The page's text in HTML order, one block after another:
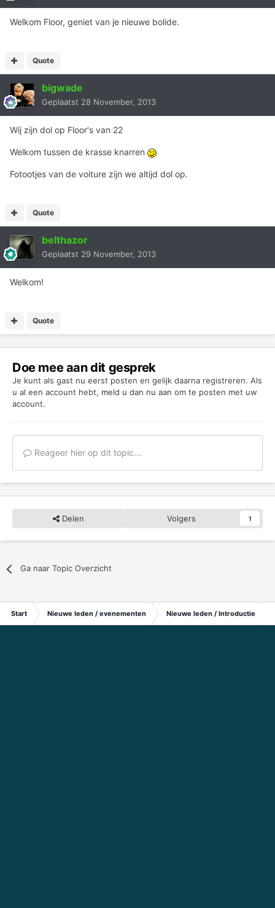
Welkom Floor, geniet van je nieuwe bolide.
Quote
bigwade
Geplaatst 28 November, 2013
Wij zijn dol op Floor's van 22
Welkom tussen de krasse knarren
Fotootjes van de voiture zijn we altijd dol op.
Quote
belthazor
Geplaatst 29 November, 2013
Welkom!
Quote
Doe mee aan dit gesprek
Je kunt als gast nu eerst posten en gelijk daarna registreren. Als
u al een account hebt, meld u dan nu aan om te posten met uw
account.
Reageer hier op dit topic...
Delen Volgers 1
Ga naar Topic Overzicht
Start Nieuwe leden / evenementen Nieuwe leden / Introductie